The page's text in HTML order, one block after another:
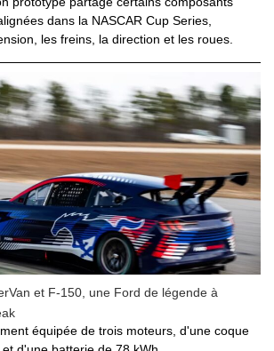
dans la NASCAR Cup Series,
les freins, la direction et les roues.
et F-150, une Ford de légende à
équipée de trois moteurs, d'une coque